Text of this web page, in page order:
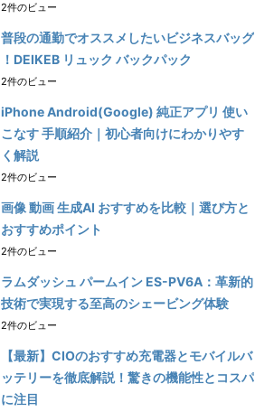
2件のビュー
普段の通勤でオススメしたいビジネスバッグ
！DEIKEB リュック バックパック
2件のビュー
iPhone Android(Google) 純正アプリ 使い
こなす 手順紹介｜初心者向けにわかりやす
く解説
2件のビュー
画像 動画 生成AI おすすめを比較｜選び方と
おすすめポイント
2件のビュー
ラムダッシュ パームイン ES-PV6A：革新的
技術で実現する至高のシェービング体験
2件のビュー
【最新】CIOのおすすめ充電器とモバイルバ
ッテリーを徹底解説！驚きの機能性とコスパ
に注目